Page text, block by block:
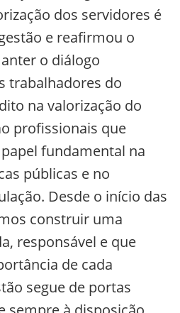
dos servidores é
e reafirmou o
o diálogo
trabalhadores do
na valorização do
profissionais que
fundamental na
públicas e no
Desde o início das
construir uma
responsável e que
de cada
segue de portas